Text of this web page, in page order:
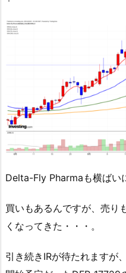
Delta-Fly Pharmaも横ばい
買いもあるんですが、売り
くなってきた・・・。
引き続きIRが待たれますが